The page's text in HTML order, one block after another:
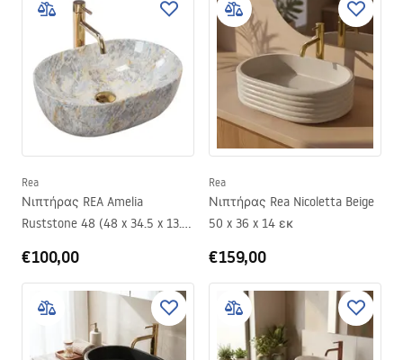
Rea
Νιπτήρας REA Amelia
Ruststone 48 (48 x 34.5 x 13.5
€100,00
Rea
Νιπτήρας Rea Nicoletta Beige
50 x 36 x 14 εκ
€159,00